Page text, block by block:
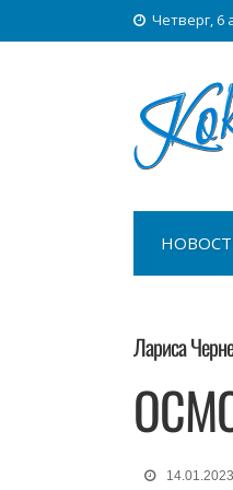
Четверг, 6
Лариса